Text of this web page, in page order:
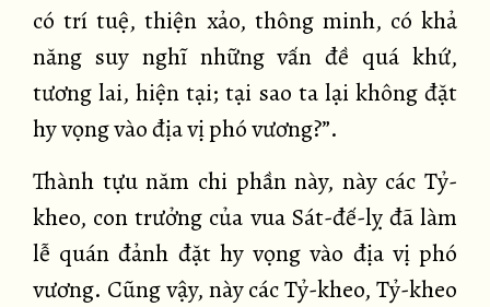
có trí tuệ, thiện xảo, thông minh, có khả
năng suy nghĩ những vấn đề quá khứ,
tương lai, hiện tại; tại sao ta lại không đặt
hy vọng vào địa vị phó vương?”.
Thành tựu năm chi phần này, này các Tỷ-
kheo, con trưởng của vua Sát-đế-lỵ đã làm
lễ quán đảnh đặt hy vọng vào địa vị phó
vương. Cũng vậy, này các Tỷ-kheo, Tỷ-kheo